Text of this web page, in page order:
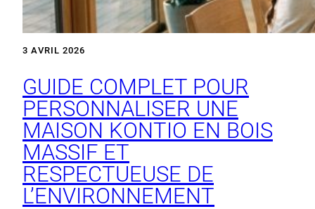
3 AVRIL 2026
GUIDE COMPLET POUR
PERSONNALISER UNE
MAISON KONTIO EN BOIS
MASSIF ET
RESPECTUEUSE DE
L’ENVIRONNEMENT